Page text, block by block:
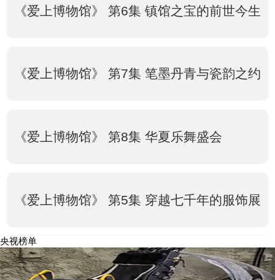
《爱上博物馆》 第6集 镇馆之宝的前世今生
《爱上博物馆》 第7集 笔墨丹青与瓷韵之约
《爱上博物馆》 第8集 华夏乐舞盛会
《爱上博物馆》 第5集 穿越七千年的服饰展
央视榜单